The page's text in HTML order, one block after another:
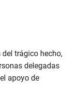
trágico hecho,
delegadas
apoyo de